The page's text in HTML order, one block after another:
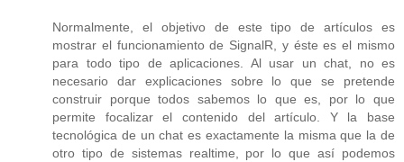
Normalmente, el objetivo de este tipo de artículos es
mostrar el funcionamiento de SignalR, y éste es el mismo
para todo tipo de aplicaciones. Al usar un chat, no es
necesario dar explicaciones sobre lo que se pretende
construir porque todos sabemos lo que es, por lo que
permite focalizar el contenido del artículo. Y la base
tecnológica de un chat es exactamente la misma que la de
otro tipo de sistemas realtime, por lo que así podemos